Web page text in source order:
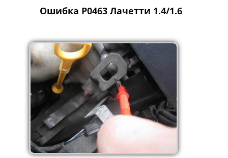
Ошибка P0463 Лачетти 1.4/1.6